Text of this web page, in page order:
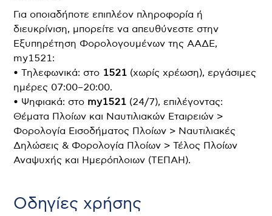
Για οποιαδήποτε επιπλέον πληροφορία ή
διευκρίνιση, μπορείτε να απευθύνεστε στην
Εξυπηρέτηση Φορολογουμένων της ΑΑΔΕ,
my1521:
• Τηλεφωνικά: στο 1521 (χωρίς χρέωση), εργάσιμες
ημέρες 07:00–20:00.
• Ψηφιακά: στο my1521 (24/7), επιλέγοντας:
Θέματα Πλοίων και Ναυτιλιακών Εταιρειών >
Φορολογία Εισοδήματος Πλοίων > Ναυτιλιακές
Δηλώσεις & Φορολογία Πλοίων > Τέλος Πλοίων
Αναψυχής και Ημερόπλοιων (ΤΕΠΑΗ).
Οδηγίες χρήσης